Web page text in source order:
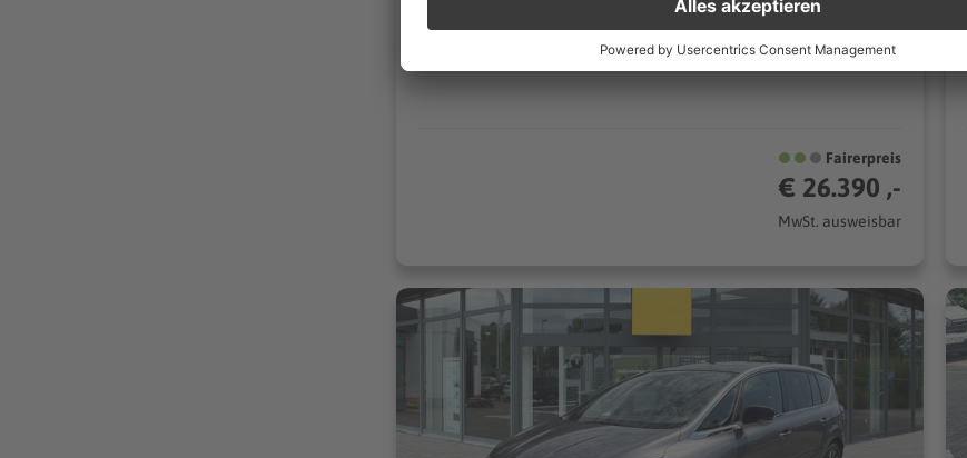
Van
165g CO₂/km (komb.)* | 6.3 l/100km (komb.)* | CO₂-Klasse F*
Fairerpreis
€ 26.390 ,-
MwSt. ausweisbar